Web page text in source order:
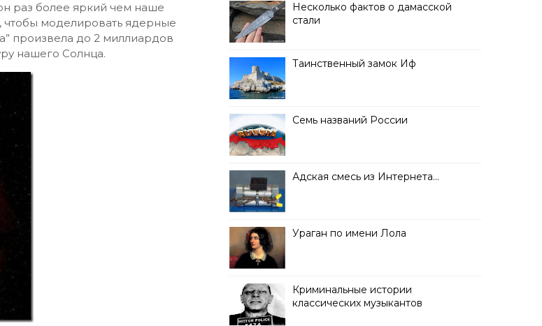
раз более яркий чем наше
чтобы моделировать ядерные
произвела до 2 миллиардов
нашего Солнца.
Несколько фактов о дамасской
стали
Таинственный замок Иф
Семь названий России
Адская смесь из Интернета…
Ураган по имени Лола
Криминальные истории
классических музыкантов